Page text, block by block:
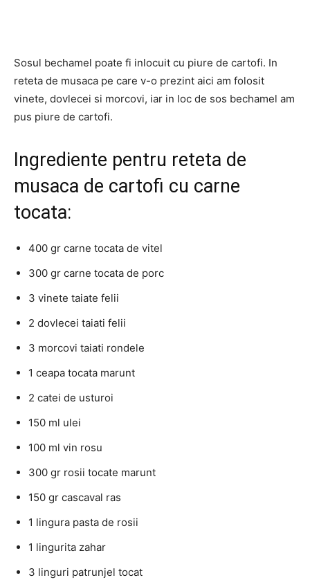
Sosul bechamel poate fi inlocuit cu piure de cartofi. In
reteta de musaca pe care v-o prezint aici am folosit
vinete, dovlecei si morcovi, iar in loc de sos bechamel am
pus piure de cartofi.
Ingrediente pentru reteta de
musaca de cartofi cu carne
tocata:
400 gr carne tocata de vitel
300 gr carne tocata de porc
3 vinete taiate felii
2 dovlecei taiati felii
3 morcovi taiati rondele
1 ceapa tocata marunt
2 catei de usturoi
150 ml ulei
100 ml vin rosu
300 gr rosii tocate marunt
150 gr cascaval ras
1 lingura pasta de rosii
1 lingurita zahar
3 linguri patrunjel tocat